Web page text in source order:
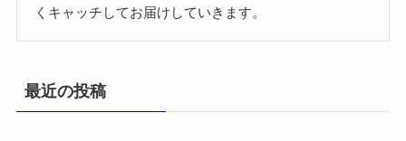
くキャッチしてお届けしていきます。
最近の投稿